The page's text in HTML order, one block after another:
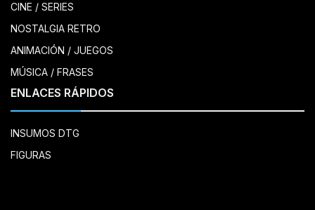
CINE / SERIES
NOSTALGIA RETRO
ANIMACIÓN / JUEGOS
MÚSICA / FRASES
ENLACES RÁPIDOS
INSUMOS DTG
FIGURAS